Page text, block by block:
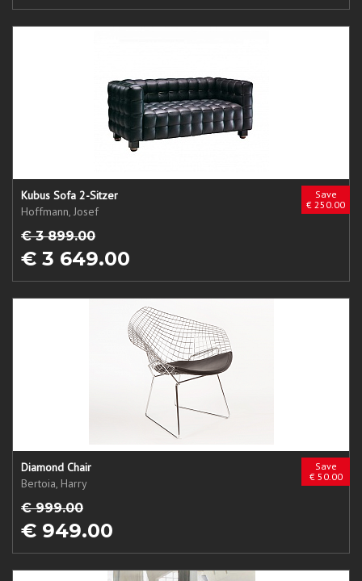
Save
€ 250.00
Kubus Sofa 2-Sitzer
Hoffmann, Josef
€ 3 899.00
€ 3 649.00
Save
€ 50.00
Diamond Chair
Bertoia, Harry
€ 999.00
€ 949.00